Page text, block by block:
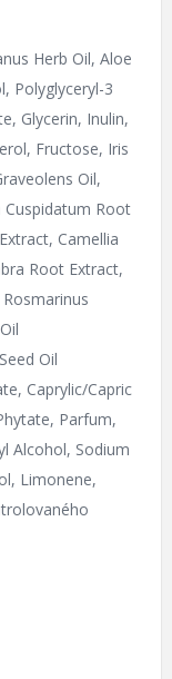
Herb Oil, Aloe
Polyglyceryl-3
Glycerin, Inulin,
Fructose, Iris
Oil,
Cuspidatum Root
Camellia
Root Extract,
Oil
Caprylic/Capric
Parfum,
Alcohol, Sodium
Limonene,